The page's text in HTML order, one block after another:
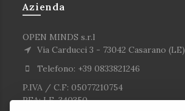
Azienda
OPEN MINDS s.r.l
Via Carducci 3 - 73042 Casarano (LE)
Telefono: +39 0833821246
P.IVA / C.F: 05077210754
REA: LE-340350